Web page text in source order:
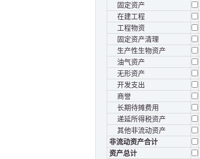
固定资产
在建工程
工程物资
固定资产清理
生产性生物资产
油气资产
无形资产
开发支出
商誉
长期待摊费用
递延所得税资产
其他非流动资产
非流动资产合计
资产总计